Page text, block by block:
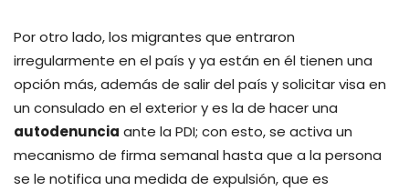
Por otro lado, los migrantes que entraron
irregularmente en el país y ya están en él tienen una
opción más, además de salir del país y solicitar visa en
un consulado en el exterior y es la de hacer una
autodenuncia ante la PDI; con esto, se activa un
mecanismo de firma semanal hasta que a la persona
se le notifica una medida de expulsión, que es